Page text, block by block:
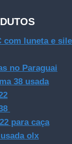
com luneta e
no Paraguai
38 usada
para caça
olx